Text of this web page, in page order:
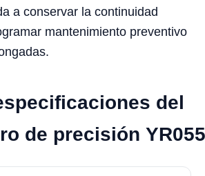
a conservar la continuidad
mantenimiento preventivo
del
de precisión